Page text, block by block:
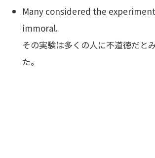
Many considered the
immoral.
その実験は多くの人に不道徳だと
た。